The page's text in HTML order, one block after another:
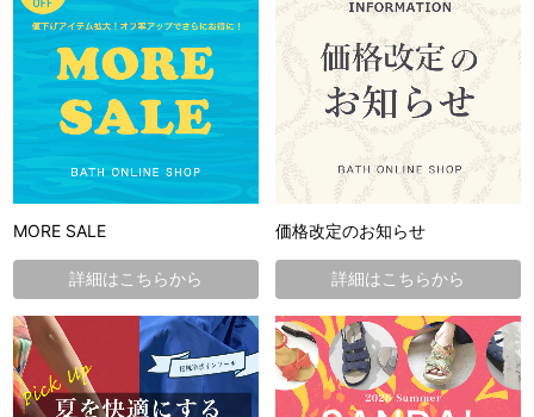
MORE SALE
詳細はこちらから
価格改定のお知らせ
詳細はこちらから